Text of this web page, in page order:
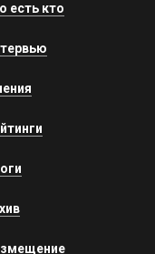
есть кто